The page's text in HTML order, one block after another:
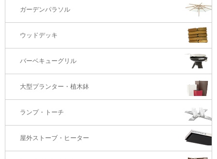
オットマン・スツール
ガーデンパラソル
ウッドデッキ
バーベキューグリル
大型プランター・植木鉢
ランプ・トーチ
屋外ストーブ・ヒーター